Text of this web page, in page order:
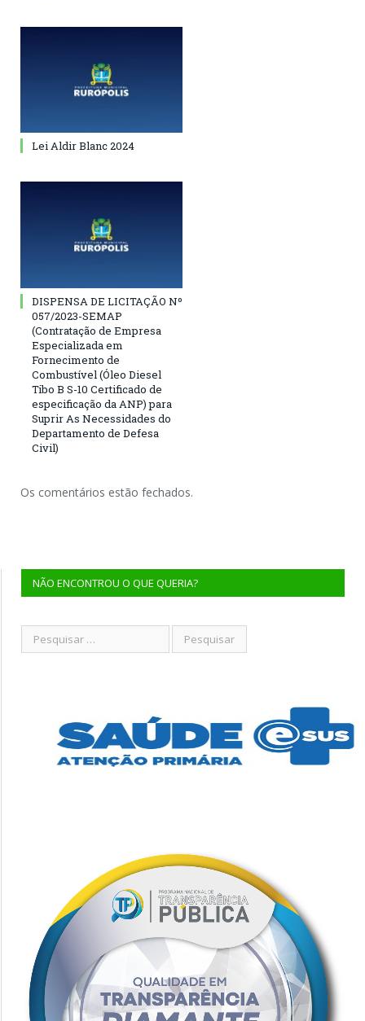
Lei Aldir Blanc 2024
DISPENSA DE LICITAÇÃO Nº
057/2023-SEMAP
(Contratação de Empresa
Especializada em
Fornecimento de
Combustível (Óleo Diesel
Tibo B S-10 Certificado de
especificação da ANP) para
Suprir As Necessidades do
Departamento de Defesa
Civil)
Os comentários estão fechados.
NÃO ENCONTROU O QUE QUERIA?